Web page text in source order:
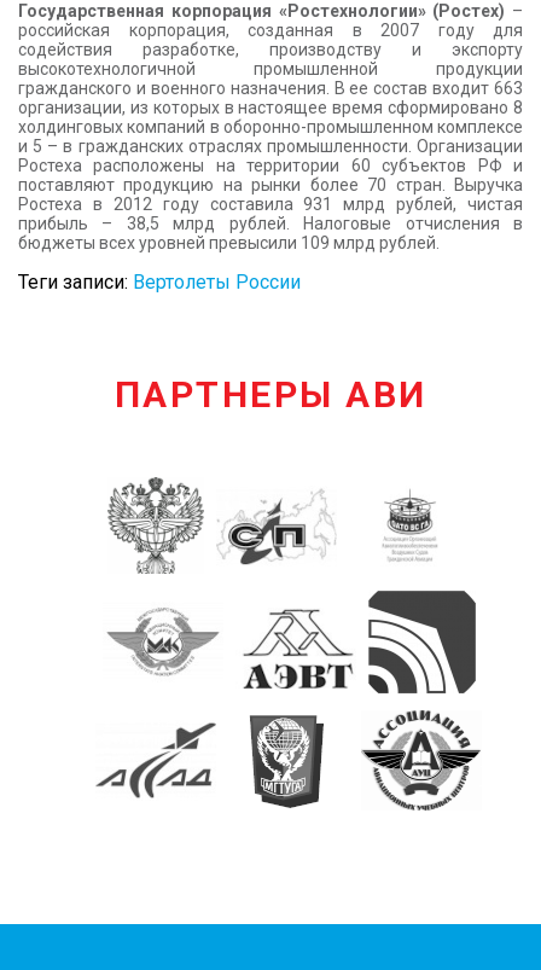
Государственная корпорация «Ростехнологии» (Ростех) –
российская корпорация, созданная в 2007 году для
содействия разработке, производству и экспорту
высокотехнологичной промышленной продукции
гражданского и военного назначения. В ее состав входит 663
организации, из которых в настоящее время сформировано 8
холдинговых компаний в оборонно-промышленном комплексе
и 5 – в гражданских отраслях промышленности. Организации
Ростеха расположены на территории 60 субъектов РФ и
поставляют продукцию на рынки более 70 стран. Выручка
Ростеха в 2012 году составила 931 млрд рублей, чистая
прибыль – 38,5 млрд рублей. Налоговые отчисления в
бюджеты всех уровней превысили 109 млрд рублей.
Теги записи: Вертолеты России
ПАРТНЕРЫ АВИ